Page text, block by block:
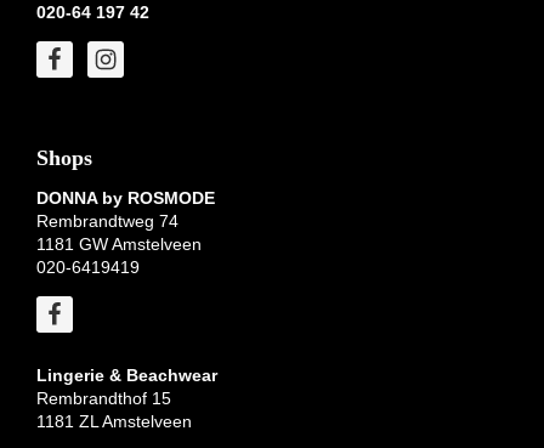
020-64 197 42
Shops
DONNA by ROSMODE
Rembrandtweg 74
1181 GW Amstelveen
020-6419419
Lingerie & Beachwear
Rembrandthof 15
1181 ZL Amstelveen